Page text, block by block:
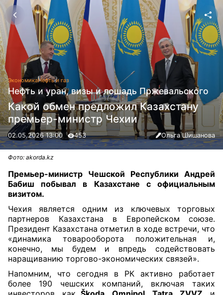
ЭкономикаНефть и газ
Нефть и уран, визы и лошадь Пржевальского
Какой обмен предложил Казахстану
премьер-министр Чехии
02.05.2026 13:00 453 Ольга Шишанова
Фото: akorda.kz
Премьер-министр Чешской Республики Андрей
Бабиш побывал в Казахстане с официальным
визитом.
Чехия является одним из ключевых торговых
партнеров Казахстана в Европейском союзе.
Президент Казахстана отметил в ходе встречи, что
«динамика товарооборота положительная и,
конечно, мы будем и впредь содействовать
наращиванию торгово-экономических связей».
Напомним, что сегодня в РК активно работает
более 190 чешских компаний, включая таких